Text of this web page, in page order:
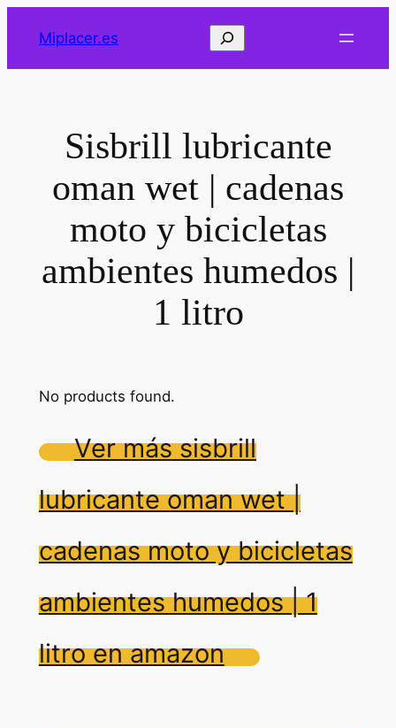
Miplacer.es Buscar
Sisbrill lubricante
oman wet | cadenas
moto y bicicletas
ambientes humedos |
1 litro
No products found.
Ver más sisbrill
lubricante oman wet |
cadenas moto y bicicletas
ambientes humedos | 1
litro en amazon